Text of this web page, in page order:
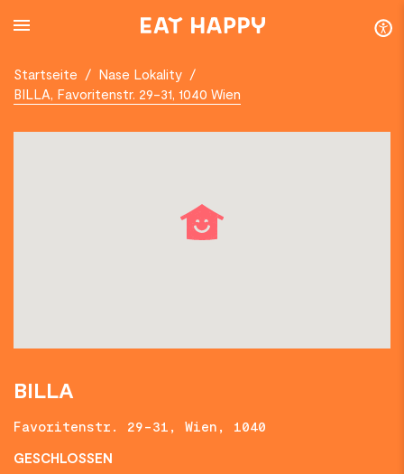
TO
Startseite / Nase Lokality /
BILLA, Favoritenstr. 29-31, 1040 Wien
BILLA
Favoritenstr. 29-31, Wien, 1040
GESCHLOSSEN